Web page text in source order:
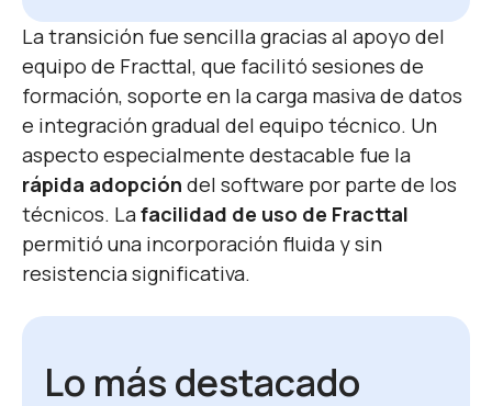
La transición fue sencilla gracias al apoyo del
equipo de Fracttal, que facilitó sesiones de
formación, soporte en la carga masiva de datos
e integración gradual del equipo técnico. Un
aspecto especialmente destacable fue la
rápida adopción del software por parte de los
técnicos. Lafacilidad de uso de Fracttal
permitió una incorporación fluida y sin
resistencia significativa.
Lo más destacado